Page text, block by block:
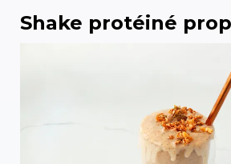
Shake protéiné